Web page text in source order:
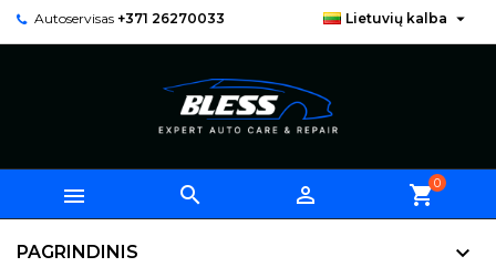
Autoservisas +371 26270033 Lietuvių kalba 
   shopping_cart0
PAGRINDINIS